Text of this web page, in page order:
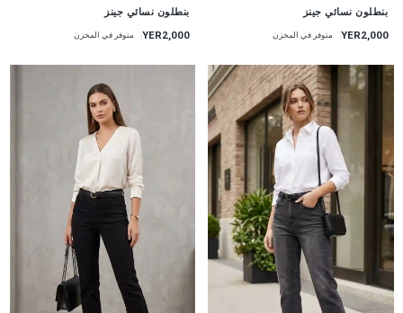
بنطلون نسائي جينز
YER2,000 متوفر في المخزن
بنطلون نسائي جينز
YER2,000 متوفر في المخزن